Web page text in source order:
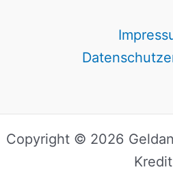
Copyright © 2026
Kredit